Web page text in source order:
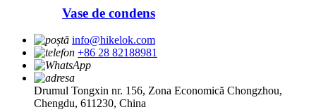
Vase de condens
info@hikelok.com
+86 28 82188981
Drumul Tongxin nr. 156, Zona Economică Chongzhou,
Chengdu, 611230, China